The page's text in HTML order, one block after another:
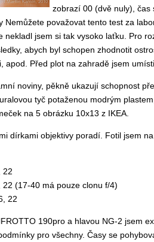
zobrazí 00 (dvě nuly), čas
Nemůžete považovat tento test za
nekladl jsem si tak vysoko laťku. Pro
abych byl schopen zhodnotit
apod. Před plot na zahradě jsem
noviny, pěkně ukazují schopnost
tyč potaženou modrým plastem,
na 5 obrázku 10x13 z IKEA.
dírkami objektivy poradí. Fotil jsem
22
(17-40 má pouze clonu f/4)
22
190pro a hlavou NG-2 jsem
pro všechny. Časy se